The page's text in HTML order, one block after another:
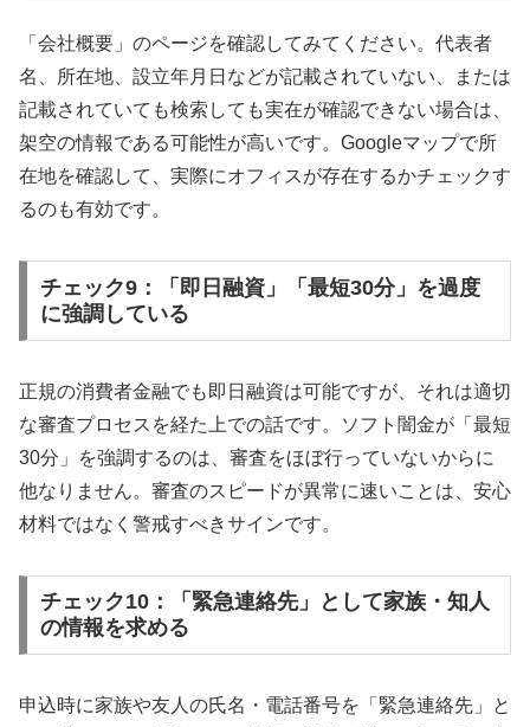
「会社概要」のページを確認してみてください。代表者
名、所在地、設立年月日などが記載されていない、または
記載されていても検索しても実在が確認できない場合は、
架空の情報である可能性が高いです。Googleマップで所
在地を確認して、実際にオフィスが存在するかチェックす
るのも有効です。
チェック9：「即日融資」「最短30分」を過度
に強調している
正規の消費者金融でも即日融資は可能ですが、それは適切
な審査プロセスを経た上での話です。ソフト闇金が「最短
30分」を強調するのは、審査をほぼ行っていないからに
他なりません。審査のスピードが異常に速いことは、安心
材料ではなく警戒すべきサインです。
チェック10：「緊急連絡先」として家族・知人
の情報を求める
申込時に家族や友人の氏名・電話番号を「緊急連絡先」と